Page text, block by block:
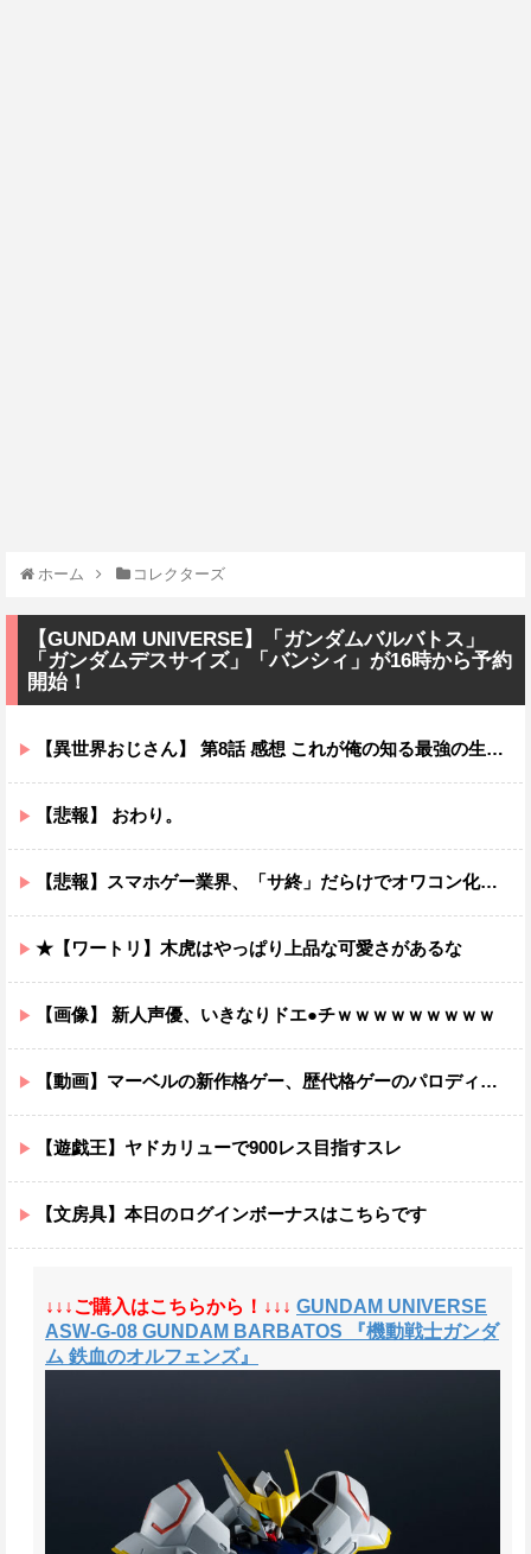
ホーム コレクターズ
【GUNDAM UNIVERSE】「ガンダムバルバトス」
「ガンダムデスサイズ」「バンシィ」が16時から予約
開始！
【異世界おじさん】 第8話 感想 これが俺の知る最強の生物だ！
【悲報】 おわり。
【悲報】スマホゲー業界、「サ終」だらけでオワコン化が進んでしまうｗｗｗｗ
★【ワートリ】木虎はやっぱり上品な可愛さがあるな
【画像】 新人声優、いきなりドエ●チｗｗｗｗｗｗｗｗｗ
【動画】マーベルの新作格ゲー、歴代格ゲーのパロディが多すぎて話題にwwwwwww
【遊戯王】ヤドカリューで900レス目指すスレ
【文房具】本日のログインボーナスはこちらです
↓↓↓ご購入はこちらから！↓↓↓ GUNDAM UNIVERSE
ASW-G-08 GUNDAM BARBATOS 『機動戦士ガンダ
ム 鉄血のオルフェンズ』